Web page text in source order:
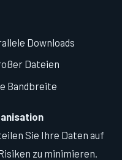
Downloads
Dateien
Bandbreite
Sie Ihre Daten auf
zu minimieren.